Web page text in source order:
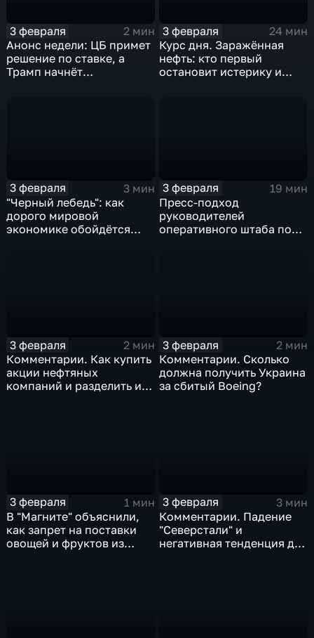
3 февраля
2 мин
Анонс недели: ЦБ примет
решение по ставке, а
Трамп начнёт
3 февраля
24 мин
Курс дня. Заражённая
нефть: кто первый
остановит истерику и
3 февраля
3 мин
"Черный лебедь": как
дорого мировой
экономике обойдётся
3 февраля
19 мин
Пресс-подход
руководителей
оперативного штаба по
3 февраля
2 мин
Комментарии. Как купить
акции нефтяных
компаний и разделить их
3 февраля
2 мин
Комментарии. Сколько
должна получить Украина
за сбитый Boeing?
3 февраля
1 мин
В "Магните" объяснили,
как запрет на поставки
овощей и фруктов из
3 февраля
3 мин
Комментарии. Падение
"Северстали" и
негативная тенденция для